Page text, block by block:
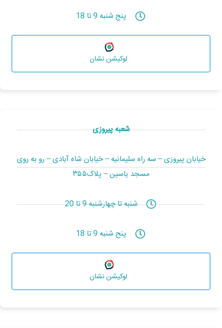
پنج شنبه 9 تا 18
لوکیشن نشان
شعبه پیروزی
خیابان پیروزی – سه راه سلیمانیه – خیابان شاه آبادی – رو به روی
مسجد یاسین – پلاک۳۵۵
شنبه تا چهارشنبه 9 تا 20
پنج شنبه 9 تا 18
لوکیشن نشان